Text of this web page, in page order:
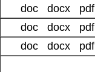
doc docx pdf
doc docx pdf
doc docx pdf